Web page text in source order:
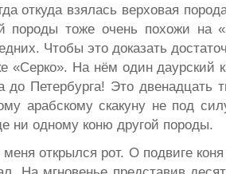
откуда взялась верховая
породы тоже очень похожи на
Чтобы это доказать
«Серко». На нём один даурский
до Петербурга! Это двенадцать
арабскому скакуну не под
ни одному коню другой породы.
открылся рот. О подвиге